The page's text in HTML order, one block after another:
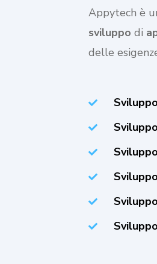
Appytech è
sviluppo di
delle